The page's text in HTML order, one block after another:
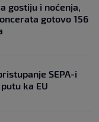
gostiju i noćenja,
gotovo 156
SEPA-i
ka EU